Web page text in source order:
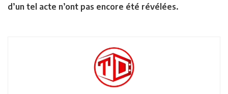
d’un tel acte n’ont pas encore été révélées.